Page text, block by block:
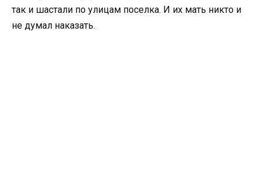
так и шастали по улицам поселка. И их мать никто и
не думал наказать.